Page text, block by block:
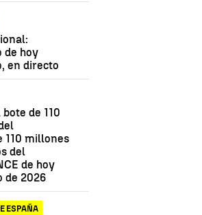
de hoy
en directo
de 110
110 millones
del
de hoy
de 2026
ESPAÑA